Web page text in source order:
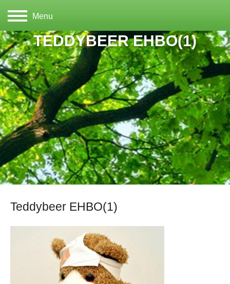
Menu
TEDDYBEER EHBO(1)
Teddybeer EHBO(1)